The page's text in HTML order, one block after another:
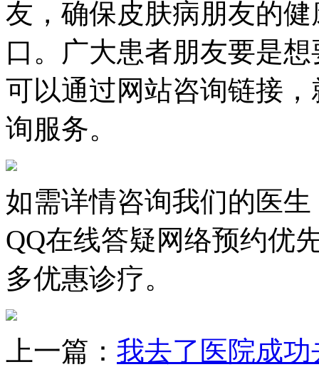
友，确保皮肤病朋友的
口。广大患者朋友要是
可以通过网站咨询链接
询服务。
如需详情咨询我们的医生
QQ在线答疑网络预约优
多优惠诊疗。
上一篇： 我去了医院成